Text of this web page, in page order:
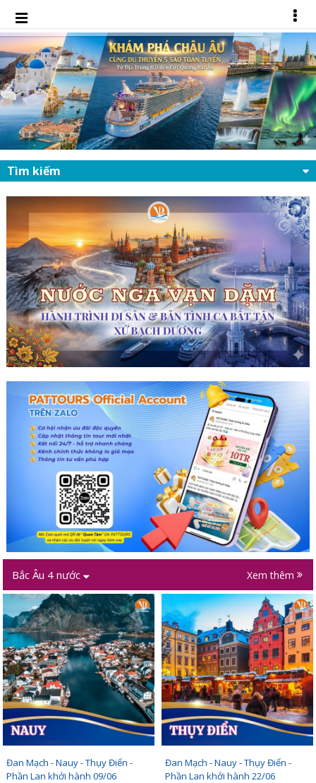
Tìm kiếm
Bắc Âu 4 nước Xem thêm
Đan Mạch - Nauy - Thụy Điển -
Phần Lan khởi hành 09/06
Đan Mạch - Nauy - Thụy Điển -
Phần Lan khởi hành 22/06